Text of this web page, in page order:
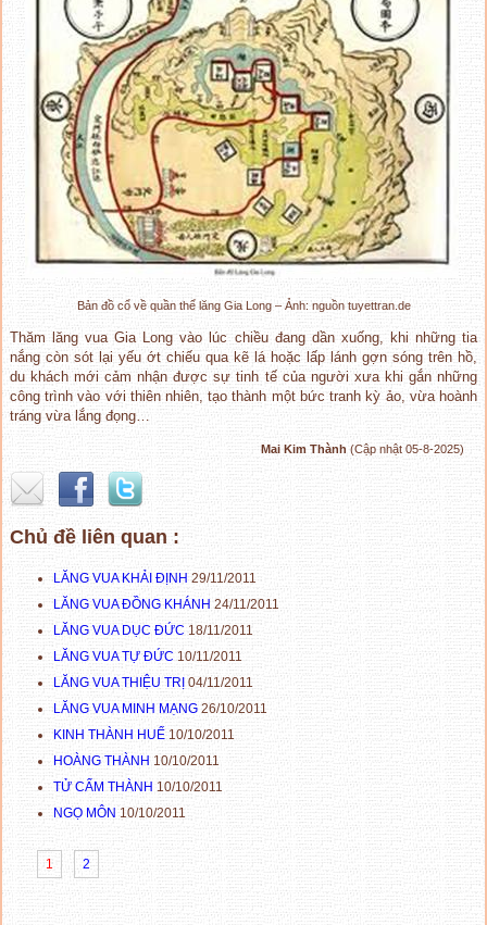
Bản đồ cổ về quần thể lăng Gia Long – Ảnh: nguồn tuyettran.de
Thăm lăng vua Gia Long vào lúc chiều đang dần xuống, khi những tia
nắng còn sót lại yếu ớt chiếu qua kẽ lá hoặc lấp lánh gợn sóng trên hồ,
du khách mới cảm nhận được sự tinh tế của người xưa khi gắn những
công trình vào với thiên nhiên, tạo thành một bức tranh kỳ ảo, vừa hoành
tráng vừa lắng đọng…
Mai Kim Thành (Cập nhật 05-8-2025)
Chủ đề liên quan :
LĂNG VUA KHẢI ĐỊNH 29/11/2011
LĂNG VUA ĐỒNG KHÁNH 24/11/2011
LĂNG VUA DỤC ĐỨC 18/11/2011
LĂNG VUA TỰ ĐỨC 10/11/2011
LĂNG VUA THIỆU TRỊ 04/11/2011
LĂNG VUA MINH MẠNG 26/10/2011
KINH THÀNH HUẾ 10/10/2011
HOÀNG THÀNH 10/10/2011
TỬ CẤM THÀNH 10/10/2011
NGỌ MÔN 10/10/2011
1 2